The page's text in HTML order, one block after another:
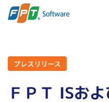
プレスリリース
ＦＰＴ ISお